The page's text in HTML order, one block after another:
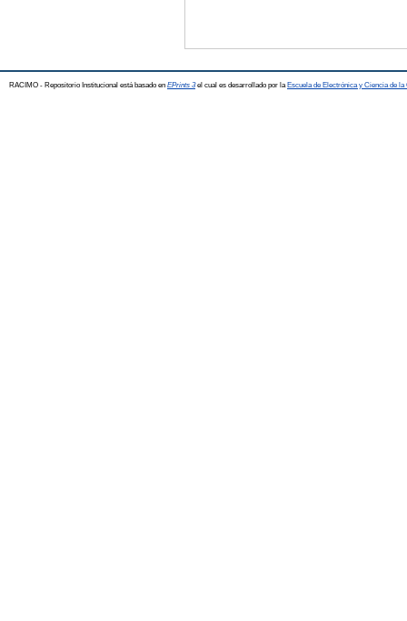
RACIMO - Repositorio Institucional está basado en EPrints 3el cual es desarrollado por la Escuela de Electrónica y Ciencia de la